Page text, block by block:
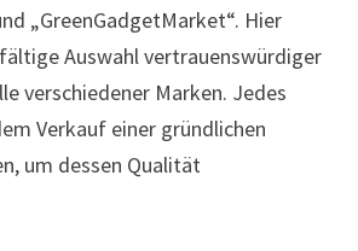
„GreenGadgetMarket“. Hier
Auswahl vertrauenswürdiger
verschiedener Marken. Jedes
Verkauf einer gründlichen
um dessen Qualität